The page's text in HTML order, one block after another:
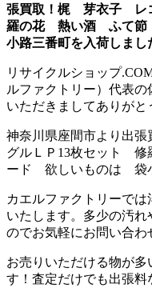
張買取！梶 芽衣子 レ
羅の花 熱い酒 ふて
小路三番町を入荷しまし
リサイクルショップ
ルファクトリー）代表の
いただきましてありがと
神奈川県座間市より出
グルＬＰ13枚セット
ード 欲しいものは 袋
カエルファクトリーで
いたします。多少の汚
のでお気軽にお問い合わ
お売りいただける物が
す！査定だけでも出張